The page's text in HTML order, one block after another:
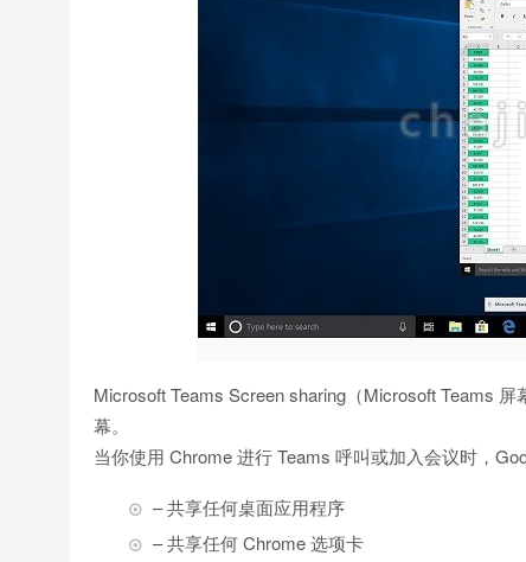
Microsoft Teams Screen sharing（Microsoft Teams
幕。
当你使用 Chrome 进行 Teams 呼叫或加入会议时，
– 共享任何桌面应用程序
– 共享任何 Chrome 选项卡